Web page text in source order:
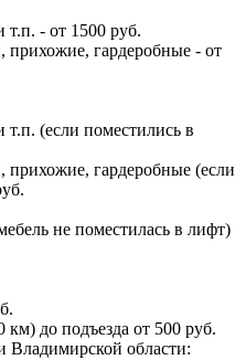
- от 1500 руб.
прихожие, гардеробные - от
(если поместились в
прихожие, гардеробные (если
не поместилась в лифт)
км) до подъезда от 500 руб.
области: